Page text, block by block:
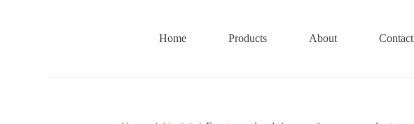
Home Products About Contact